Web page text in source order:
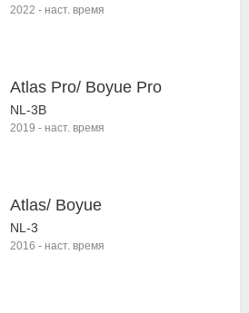
2022 - наст. время
Atlas Pro/ Boyue Pro
NL-3B
2019 - наст. время
Atlas/ Boyue
NL-3
2016 - наст. время